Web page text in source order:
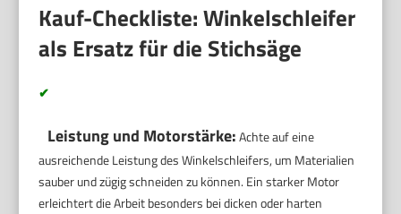
Kauf-Checkliste: Winkelschleifer
als Ersatz für die Stichsäge
✔
Leistung und Motorstärke:Achte auf eine
ausreichende Leistung des Winkelschleifers, um Materialien
sauber und zügig schneiden zu können. Ein starker Motor
erleichtert die Arbeit besonders bei dicken oder harten